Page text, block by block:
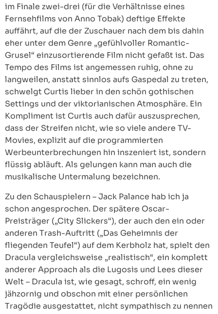
im Finale zwei-drei (für die Verhältnisse eines
Fernsehfilms von Anno Tobak) deftige Effekte
auffährt, auf die der Zuschauer nach dem bis dahin
eher unter dem Genre „gefühlvoller Romantic-
Grusel“ einzusortierende Film nicht gefaßt ist. Das
Tempo des Films ist angemessen ruhig, ohne zu
langweilen, anstatt sinnlos aufs Gaspedal zu treten,
schwelgt Curtis lieber in den schön gothischen
Settings und der viktorianischen Atmosphäre. Ein
Kompliment ist Curtis auch dafür auszusprechen,
dass der Streifen nicht, wie so viele andere TV-
Movies, explizit auf die programmierten
Werbeunterbrechungen hin inszeniert ist, sondern
flüssig abläuft. Als gelungen kann man auch die
musikalische Untermalung bezeichnen.
Zu den Schauspielern – Jack Palance hab ich ja
schon angesprochen. Der spätere Oscar-
Preisträger („City Slickers“), der auch den ein oder
anderen Trash-Auftritt („Das Geheimnis der
fliegenden Teufel“) auf dem Kerbholz hat, spielt den
Dracula vergleichsweise „realistisch“, ein komplett
anderer Approach als die Lugosis und Lees dieser
Welt – Dracula ist, wie gesagt, schroff, ein wenig
jähzornig und obschon mit einer persönlichen
Tragödie ausgestattet, nicht sympathisch zu nennen